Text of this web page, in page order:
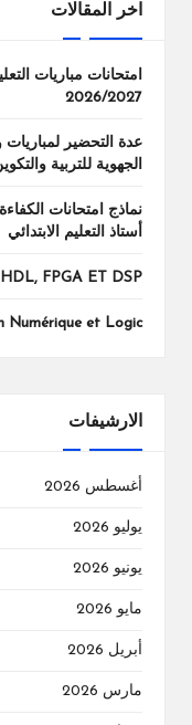
اخر المقالات
امتحانات مباريات
2026/2027
عدة التحضير
الجهوية للتربية والتكوين 2026/
نماذج امتحانات
أستاذ التعليم الابتدائي
FPGA ET DSP
Numérique et Logic
الارشيفات
أغسطس 2026
يوليو 2026
يونيو 2026
مايو 2026
أبريل 2026
مارس 2026